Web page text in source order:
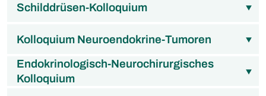
Schilddrüsen-Kolloquium
Kolloquium Neuroendokrine-Tumoren
Endokrinologisch-Neurochirurgisches
Kolloquium